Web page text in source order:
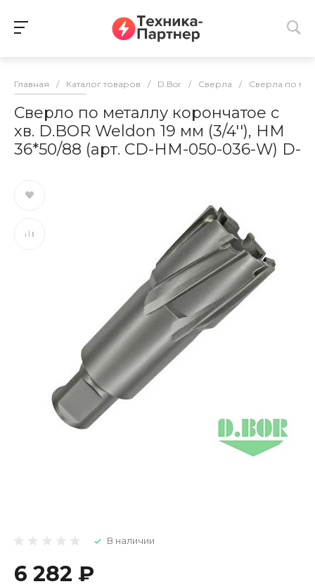
Главная / Каталог товаров / D.Bor / Сверла / Сверла по
Сверло по металлу корончатое с
хв. D.BOR Weldon 19 мм (3/4''), HM
36*50/88 (арт. CD-HM-050-036-W) D-
В наличии
6 282 ₽